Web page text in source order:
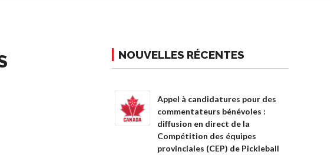
NOUVELLES RÉCENTES
Appel à candidatures pour des
commentateurs bénévoles :
diffusion en direct de la
Compétition des équipes
provinciales (CEP) de Pickleball